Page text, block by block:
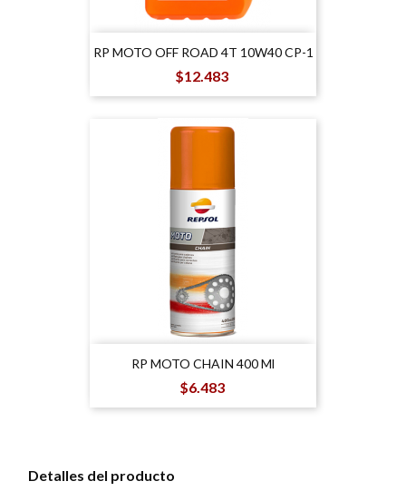
RP MOTO OFF ROAD 4T 10W40 CP-1
Precio
$12.483
RP MOTO CHAIN 400 Ml
Precio
$6.483
Detalles del producto